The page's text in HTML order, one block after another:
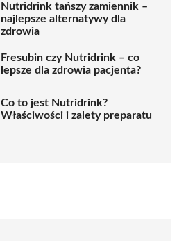
Nutridrink tańszy zamiennik –
najlepsze alternatywy dla
zdrowia
Fresubin czy Nutridrink – co
lepsze dla zdrowia pacjenta?
Co to jest Nutridrink?
Właściwości i zalety preparatu